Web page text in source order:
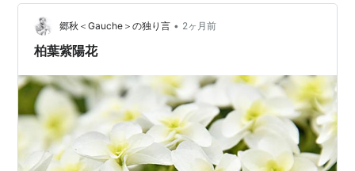
郷秋＜Gauche＞の独り言 • 2ヶ月前
柏葉紫陽花